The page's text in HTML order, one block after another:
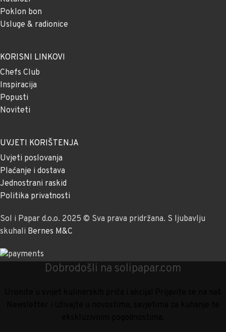
Poklon bon
Usluge & radionice
KORISNI LINKOVI
Chefs Club
Inspiracija
Popusti
Noviteti
UVJETI KORIŠTENJA
Uvjeti poslovanja
Plaćanje i dostava
Jednostrani raskid
Politika privatnosti
Sol i Papar d.o.o. 2025 © Sva prava pridržana. S ljubavlju
skuhali Bernes M&C
Dobrodošli na solipapar.com